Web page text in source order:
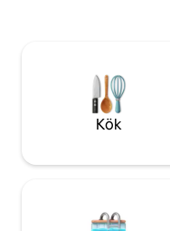
stranden och parkerna
säker på att njuta av
speciella boende!
Kök